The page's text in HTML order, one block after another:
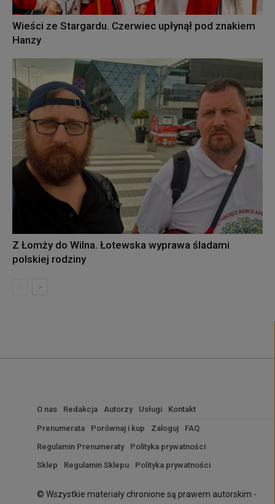
Wieści ze Stargardu. Czerwiec upłynął pod znakiem
Hanzy
Z Łomży do Wilna. Łotewska wyprawa śladami
polskiej rodziny
O nas Redakcja Autorzy Usługi Kontakt
Prenumerata Porównaj i kup Zaloguj
FAQ
Regulamin Prenumeraty
Polityka prywatności
Sklep
Regulamin Sklepu Polityka prywatności
© Wszystkie materiały chronione są prawem autorskim -